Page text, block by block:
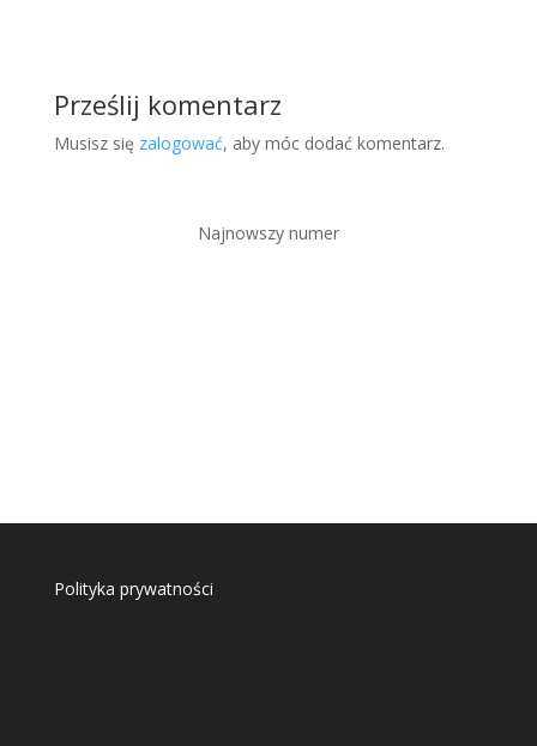
Prześlij komentarz
Musisz się zalogować, aby móc dodać komentarz.
Najnowszy numer
Polityka prywatności